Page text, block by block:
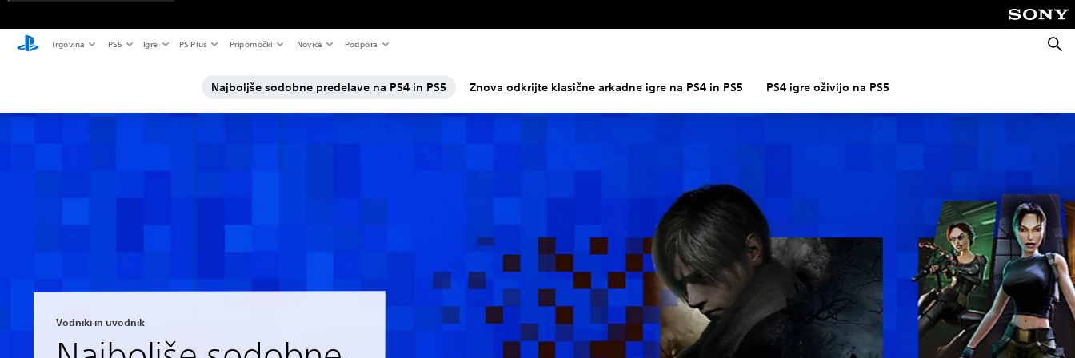
Trgovina PS5 Igre PS Plus Pripomočki Novice Podpora
Išči
Najboljše sodobne predelave na PS4 in PS5 Znova odkrijte klasične arkadne igre na PS4 in PS5 PS4 igre oživijo na PS5
Vodniki in uvodnik